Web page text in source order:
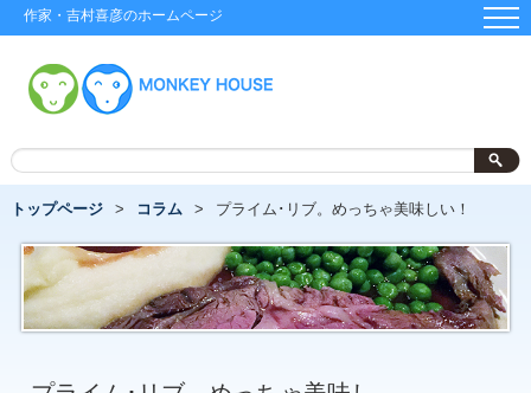
作家・吉村喜彦のホームページ
トップページ コラム プライム･リブ。めっちゃ美味しい！